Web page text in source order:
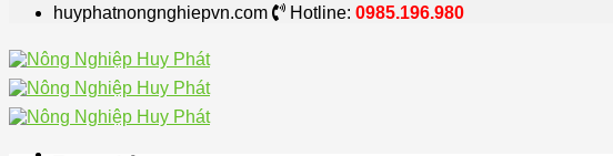
huyphatnongnghiepvn.com
Hotline: 0985.196.980